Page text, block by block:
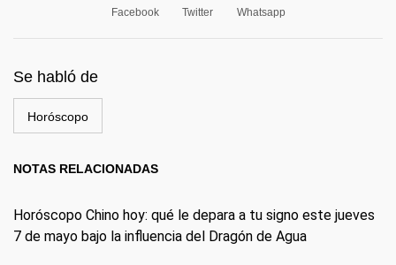
Facebook Twitter Whatsapp
Se habló de
Horóscopo
NOTAS RELACIONADAS
Horóscopo Chino hoy: qué le depara a tu signo este jueves
7 de mayo bajo la influencia del Dragón de Agua